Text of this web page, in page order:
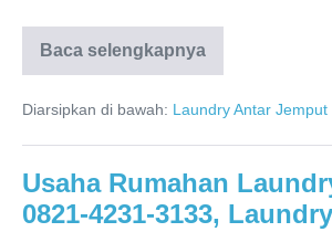
Baca selengkapnya
0821-
4231-
Holic
Surabaya
Diarsipkan di bawah: Laundry Antar Jemput
Usaha Rumahan
0821-4231-3133,